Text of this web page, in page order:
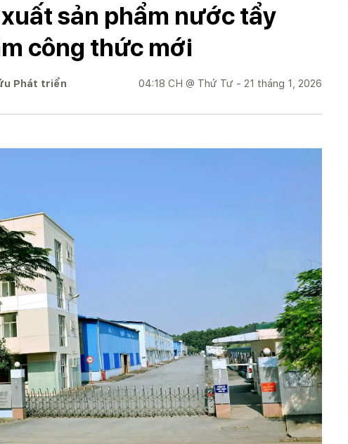
sản phẩm nước tẩy
công thức mới
Phát triển
04:18 CH @ Thứ Tư - 21 tháng 1, 2026